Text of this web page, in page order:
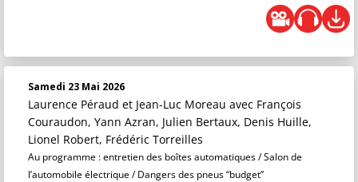
Samedi 23 Mai 2026
Laurence Péraud et Jean-Luc Moreau avec François
Couraudon, Yann Azran, Julien Bertaux, Denis Huille,
Lionel Robert, Frédéric Torreilles
Au programme : entretien des boîtes automatiques / Salon de
l’automobile électrique / Dangers des pneus “budget”